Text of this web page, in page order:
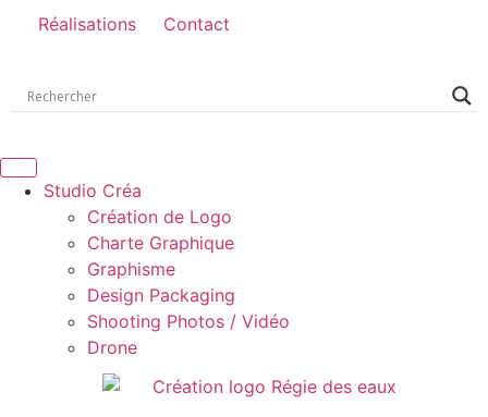
Réalisations Contact
Studio Créa
Création de Logo
Charte Graphique
Graphisme
Design Packaging
Shooting Photos / Vidéo
Drone